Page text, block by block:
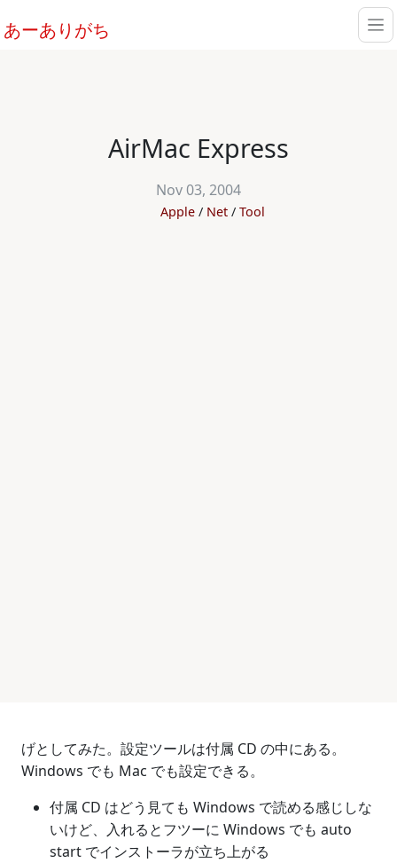
あーありがち
AirMac Express
Nov 03, 2004
Apple Net Tool
げとしてみた。設定ツールは付属 CD の中にある。
Windows でも Mac でも設定できる。
付属 CD はどう見ても Windows で読める感じしな
いけど、入れるとフツーに Windows でも auto
start でインストーラが立ち上がる